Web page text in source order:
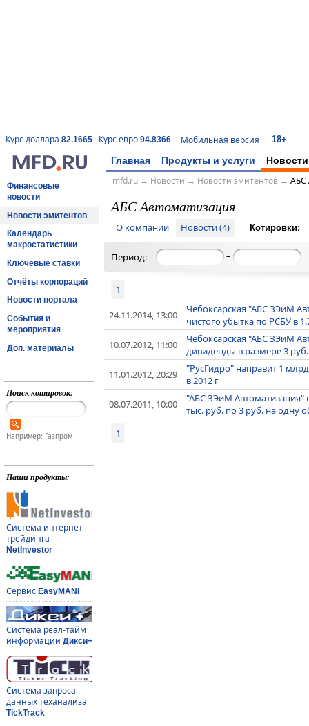
Курс доллара 82.1665 Курс евро 94.8366 Мобильная версия 18+
Главная Продукты и услуги Новости
Финансовые
новости
Новости эмитентов
Календарь
макростатистики
Ключевые ставки
Отчёты корпораций
Новости портала
События и
мероприятия
Доп. материалы
Поиск котировок:
Например: Газпром
Наши продукты:
Система интернет-
трейдинга
NetInvestor
Сервис EasyMANi
Система реал-тайм
информации Дикси+
Система запроса
данных теханализа
TickTrack
mfd.ru→ Новости → Новости эмитентов→ АБС
АБС Автоматизация
О компании Новости (4) Котировки:
Период: –
1
24.11.2014, 13:00
Чебоксарская "АБС ЗЭиМ
чистого убытка по РСБУ в
10.07.2012, 11:00
Чебоксарская "АБС ЗЭиМ
дивиденды в размере 3
11.01.2012, 20:29
"РусГидро" направит 1
в 2012 г
08.07.2011, 10:00
"АБС ЗЭиМ Автоматизация"
тыс. руб. по 3 руб. на одну
1